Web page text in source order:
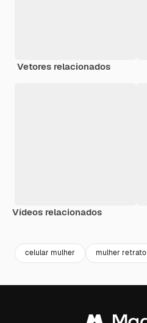
Vetores relacionados
Vídeos relacionados
celular mulher mulher retrato